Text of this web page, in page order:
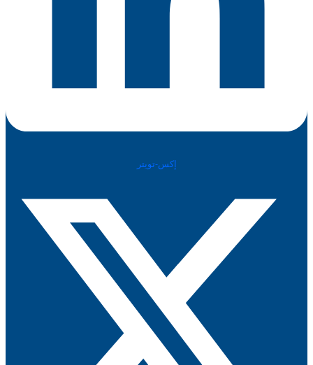
إكس-تويتر